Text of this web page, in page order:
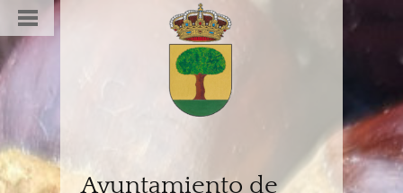
Ayuntamiento de